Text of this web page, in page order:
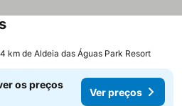
km de Aldeia das Águas Park Resort
os preços
Ver preços